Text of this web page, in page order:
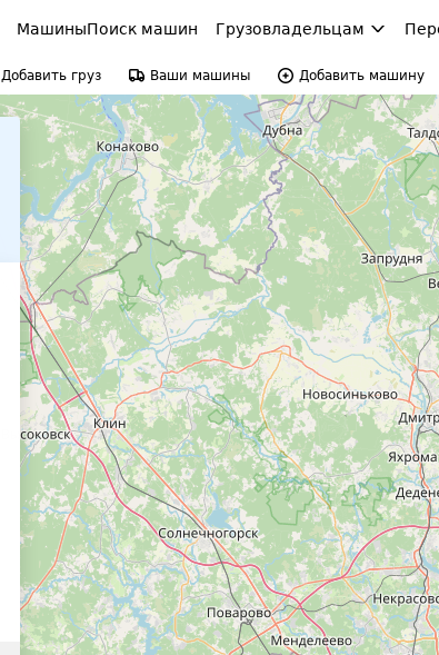
МашиныПоиск машин Грузовладельцам
Добавить груз Ваши машины Добавить машину